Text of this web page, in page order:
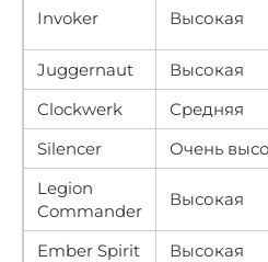
Invoker Высокая
Juggernaut Высокая
Clockwerk
Средняя
Silencer
Очень
Legion
Commander
Высокая
Ember Spirit Высокая